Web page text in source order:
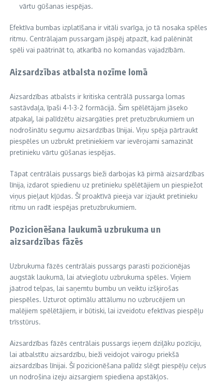
vārtu gūšanas iespējas.
Efektīva bumbas izplatīšana ir vitāli svarīga, jo tā nosaka spēles
ritmu. Centrālajam pussargam jāspēj atpazīt, kad palēnināt
spēli vai paātrināt to, atkarībā no komandas vajadzībām.
Aizsardzības atbalsta nozīme lomā
Aizsardzības atbalsts ir kritiska centrālā pussarga lomas
sastāvdaļa, īpaši 4-1-3-2 formācijā. Šim spēlētājam jāseko
atpakaļ, lai palīdzētu aizsargāties pret pretuzbrukumiem un
nodrošinātu segumu aizsardzības līnijai. Viņu spēja pārtraukt
piespēles un uzbrukt pretiniekiem var ievērojami samazināt
pretinieku vārtu gūšanas iespējas.
Tāpat centrālais pussargs bieži darbojas kā pirmā aizsardzības
līnija, izdarot spiedienu uz pretinieku spēlētājiem un piespiežot
viņus pieļaut kļūdas. Šī proaktīvā pieeja var izjaukt pretinieku
ritmu un radīt iespējas pretuzbrukumiem.
Pozicionēšana laukumā uzbrukuma un
aizsardzības fāzēs
Uzbrukuma fāzēs centrālais pussargs parasti pozicionējas
augstāk laukumā, lai atvieglotu uzbrukuma spēles. Viņiem
jāatrod telpas, lai saņemtu bumbu un veiktu izšķirošas
piespēles. Uzturot optimālu attālumu no uzbrucējiem un
malējiem spēlētājiem, ir būtiski, lai izveidotu efektīvas piespēļu
trīsstūrus.
Aizsardzības fāzēs centrālais pussargs ieņem dziļāku pozīciju,
lai atbalstītu aizsardzību, bieži veidojot vairogu priekšā
aizsardzības līnijai. Šī pozicionēšana palīdz slēgt piespēļu ceļus
un nodrošina izeju aizsargiem spiediena apstākļos.